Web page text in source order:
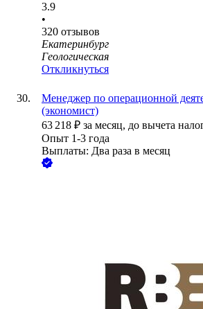
3.9
•
320 отзывов
Екатеринбург
Геологическая
Откликнуться
Менеджер по операционной
(экономист)
63 218 ₽ за месяц, до вычета
Опыт 1-3 года
Выплаты: Два раза в месяц